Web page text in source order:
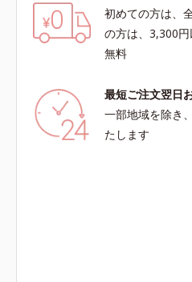
初めての方は、
の方は、3,300
無料
最短ご注文翌日
一部地域を除き
たします